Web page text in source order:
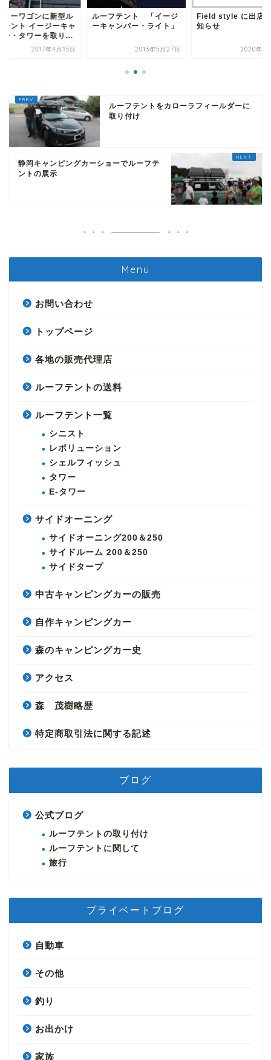
リーワゴンに新型ル
テント イージーキャ
ー・タワーを取り...
2017年4月15日
ルーフテント 「イージ
ーキャンパー・ライト」
2013年5月27日
Field style に出店
知らせ
2020年11
ルーフテントをカローラフィールダーに
取り付け
静岡キャンピングカーショーでルーフテ
ントの展示
Menu
お問い合わせ
トップページ
各地の販売代理店
ルーフテントの送料
ルーフテント一覧
シニスト
レボリューション
シェルフィッシュ
タワー
E-タワー
サイドオーニング
サイドオーニング200＆250
サイドルーム 200＆250
サイドタープ
中古キャンピングカーの販売
自作キャンピングカー
森のキャンピングカー史
アクセス
森 茂樹略歴
特定商取引法に関する記述
ブログ
公式ブログ
ルーフテントの取り付け
ルーフテントに関して
旅行
プライベートブログ
自動車
その他
釣り
お出かけ
家族